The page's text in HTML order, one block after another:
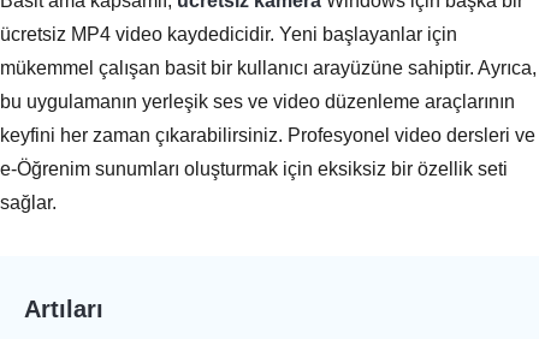
ücretsiz MP4 video kaydedicidir. Yeni başlayanlar için
mükemmel çalışan basit bir kullanıcı arayüzüne sahiptir. Ayrıca,
bu uygulamanın yerleşik ses ve video düzenleme araçlarının
keyfini her zaman çıkarabilirsiniz. Profesyonel video dersleri ve
e-Öğrenim sunumları oluşturmak için eksiksiz bir özellik seti
sağlar.
Artıları